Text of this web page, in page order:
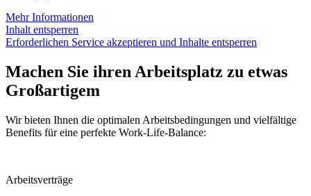
Mehr Informationen
Inhalt entsperren
Erforderlichen Service akzeptieren und Inhalte entsperren
Machen Sie ihren Arbeitsplatz zu etwas
Großartigem
Wir bieten Ihnen die optimalen Arbeitsbedingungen und vielfältige
Benefits für eine perfekte Work-Life-Balance:
Arbeitsverträge